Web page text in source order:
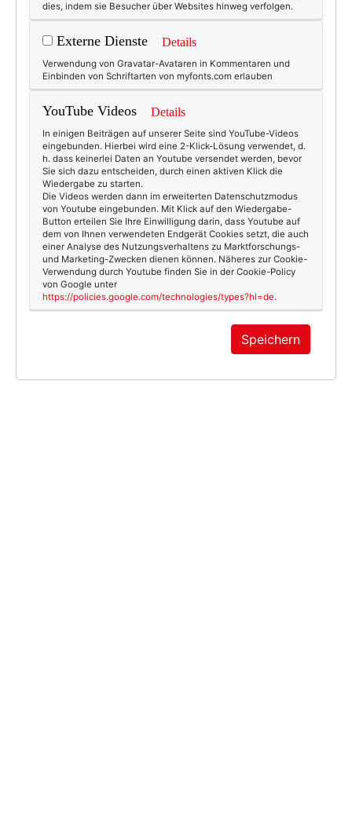
dies, indem sie Besucher über Websites hinweg verfolgen.
Externe Dienste Details
Verwendung von Gravatar-Avataren in Kommentaren und
Einbinden von Schriftarten von myfonts.com erlauben
YouTube Videos Details
In einigen Beiträgen auf unserer Seite sind YouTube-Videos
eingebunden. Hierbei wird eine 2-Klick-Lösung verwendet, d.
h. dass keinerlei Daten an Youtube versendet werden, bevor
Sie sich dazu entscheiden, durch einen aktiven Klick die
Wiedergabe zu starten.
Die Videos werden dann im erweiterten Datenschutzmodus
von Youtube eingebunden. Mit Klick auf den Wiedergabe-
Button erteilen Sie Ihre Einwilligung darin, dass Youtube auf
dem von Ihnen verwendeten Endgerät Cookies setzt, die auch
einer Analyse des Nutzungsverhaltens zu Marktforschungs-
und Marketing-Zwecken dienen können. Näheres zur Cookie-
Verwendung durch Youtube finden Sie in der Cookie-Policy
von Google unter
https://policies.google.com/technologies/types?hl=de.
Speichern